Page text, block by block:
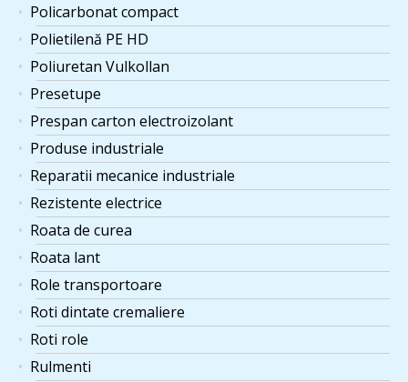
Policarbonat compact
Polietilenă PE HD
Poliuretan Vulkollan
Presetupe
Prespan carton electroizolant
Produse industriale
Reparatii mecanice industriale
Rezistente electrice
Roata de curea
Roata lant
Role transportoare
Roti dintate cremaliere
Roti role
Rulmenti